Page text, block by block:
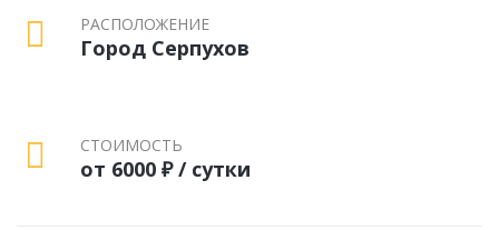
РАСПОЛОЖЕНИЕ
Город Серпухов
СТОИМОСТЬ
от 6000 ₽ / сутки